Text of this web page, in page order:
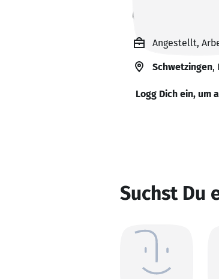
Christina
Angestellt,
Schwetzingen,
Logg Dich ein, um
Suchst Du